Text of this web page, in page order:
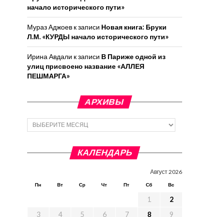
начало исторического пути»
Мураз Аджоев к записи Новая книга: Бруки
Л.М. «КУРДЫ начало исторического пути»
Ирина Авдали к записи В Париже одной из
улиц присвоено название «АЛЛЕЯ
ПЕШМАРГА»
АРХИВЫ
Архивы
КАЛЕНДАРЬ
Август 2026
Пн Вт Ср Чт Пт Сб Вс
1
2
3
4 5 6 7 8 9